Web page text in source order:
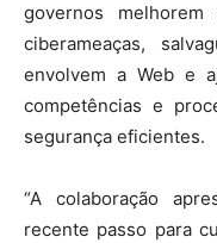
governos
ciberameaças,
envolvem a Web e
competências e
segurança eficientes.
“A colaboração
recente passo para